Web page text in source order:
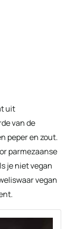
uit
van de
peper en zout.
parmezaanse
je niet vegan
vegan